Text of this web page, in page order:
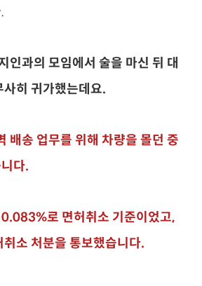
인과의 모임에서 술을 마신 뒤 대
히 귀가했는데요.
배송 업무를 위해 차량을 몰던 중
다.
로 면허취소 기준이었고,
소 처분을 통보했습니다.